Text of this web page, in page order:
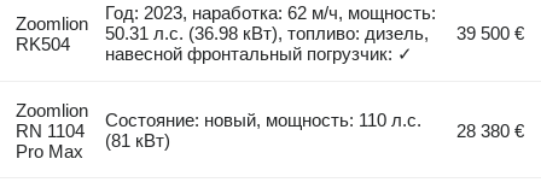
Zoomlion
RK504
Год: 2023, наработка: 62 м/ч, мощность:
50.31 л.с. (36.98 кВт), топливо: дизель,
навесной фронтальный погрузчик: ✓
39 500 €
Zoomlion
RN 1104
Pro Max
Состояние: новый, мощность: 110 л.с.
(81 кВт)
28 380 €